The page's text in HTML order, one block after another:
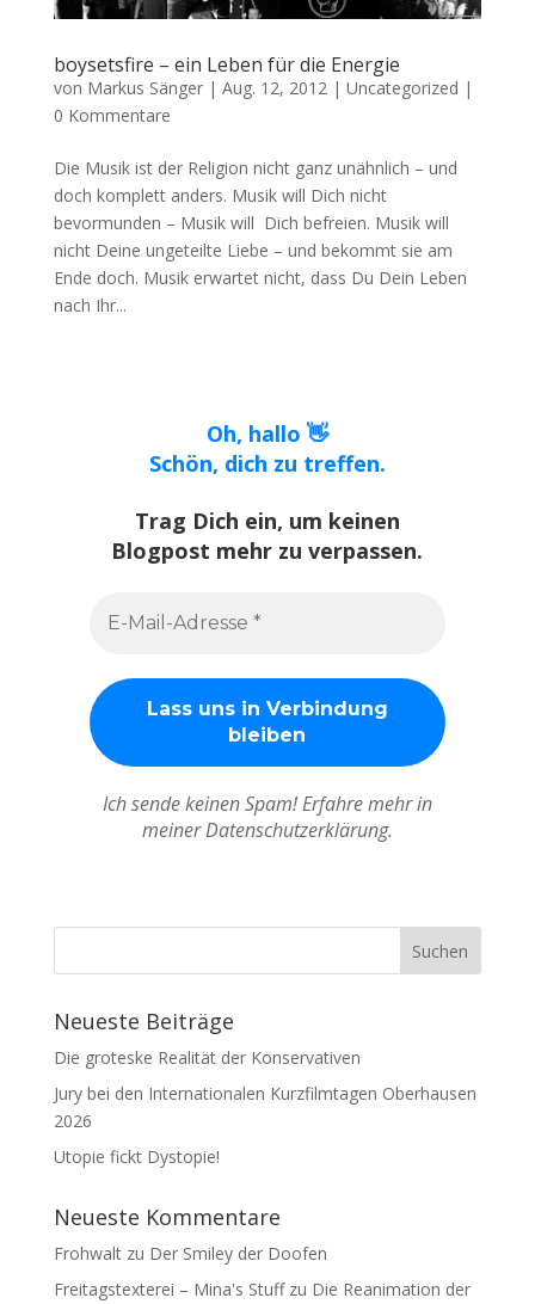
boysetsfire – ein Leben für die Energie
von Markus Sänger| Aug. 12, 2012 | Uncategorized |
0 Kommentare
Die Musik ist der Religion nicht ganz unähnlich – und
doch komplett anders. Musik will Dich nicht
bevormunden – Musik will Dich befreien. Musik will
nicht Deine ungeteilte Liebe – und bekommt sie am
Ende doch. Musik erwartet nicht, dass Du Dein Leben
nach Ihr...
Oh, hallo 👋
Schön, dich zu treffen.
Trag Dich ein, um keinen
Blogpost mehr zu verpassen.
Ich sende keinen Spam! Erfahre mehr in
meiner Datenschutzerklärung.
Neueste Beiträge
Die groteske Realität der Konservativen
Jury bei den Internationalen Kurzfilmtagen Oberhausen
2026
Utopie fickt Dystopie!
Neueste Kommentare
Frohwaltzu Der Smiley der Doofen
Freitagstexterei – Mina's Stuffzu Die Reanimation der